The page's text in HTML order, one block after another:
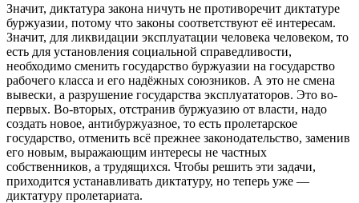
Значит, диктатура закона ничуть не противоречит диктатуре
буржуазии, потому что законы соответствуют её интересам.
Значит, для ликвидации эксплуатации человека человеком, то
есть для установления социальной справедливости,
необходимо сменить государство буржуазии на государство
рабочего класса и его надёжных союзников. А это не смена
вывески, а разрушение государства эксплуататоров. Это во-
первых. Во-вторых, отстранив буржуазию от власти, надо
создать новое, антибуржуазное, то есть пролетарское
государство, отменить всё прежнее законодательство, заменив
его новым, выражающим интересы не частных
собственников, а трудящихся. Чтобы решить эти задачи,
приходится устанавливать диктатуру, но теперь уже —
диктатуру пролетариата.